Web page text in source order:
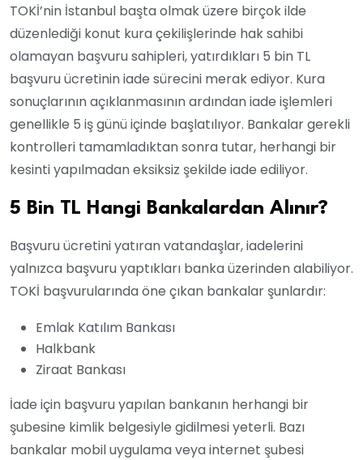
TOKİ’nin İstanbul başta olmak üzere birçok ilde
düzenlediği konut kura çekilişlerinde hak sahibi
olamayan başvuru sahipleri, yatırdıkları 5 bin TL
başvuru ücretinin iade sürecini merak ediyor. Kura
sonuçlarının açıklanmasının ardından iade işlemleri
genellikle 5 iş günü içinde başlatılıyor. Bankalar gerekli
kontrolleri tamamladıktan sonra tutar, herhangi bir
kesinti yapılmadan eksiksiz şekilde iade ediliyor.
5 Bin TL Hangi Bankalardan Alınır?
Başvuru ücretini yatıran vatandaşlar, iadelerini
yalnızca başvuru yaptıkları banka üzerinden alabiliyor.
TOKİ başvurularında öne çıkan bankalar şunlardır:
Emlak Katılım Bankası
Halkbank
Ziraat Bankası
İade için başvuru yapılan bankanın herhangi bir
şubesine kimlik belgesiyle gidilmesi yeterli. Bazı
bankalar mobil uygulama veya internet şubesi